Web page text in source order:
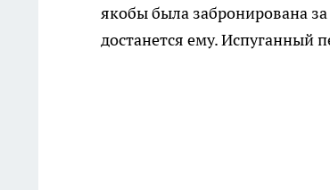
якобы была забронирована
достанется ему. Испуганный